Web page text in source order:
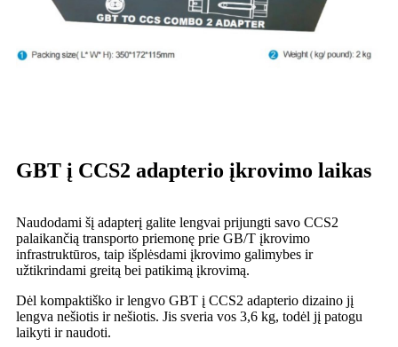
GBT į CCS2 adapterio įkrovimo laikas
Naudodami šį adapterį galite lengvai prijungti savo CCS2
palaikančią transporto priemonę prie GB/T įkrovimo
infrastruktūros, taip išplėsdami įkrovimo galimybes ir
užtikrindami greitą bei patikimą įkrovimą.
Dėl kompaktiško ir lengvo GBT į CCS2 adapterio dizaino jį
lengva nešiotis ir nešiotis. Jis sveria vos 3,6 kg, todėl jį patogu
laikyti ir naudoti.